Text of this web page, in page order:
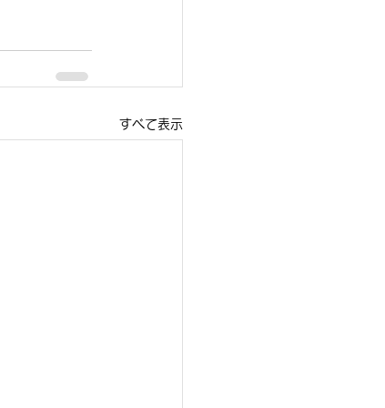
すべて表示